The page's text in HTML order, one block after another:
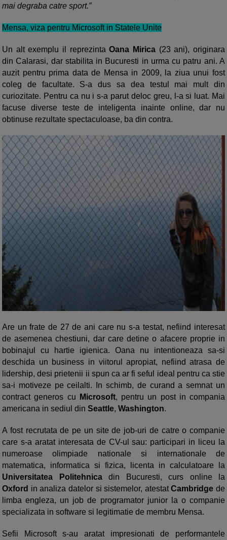
mai degraba catre sport.”
Mensa, viza pentru Microsoft in Statele Unite
Un alt exemplu il reprezintaOana Mirica (23 ani), originara
din Calarasi, dar stabilita in Bucuresti in urma cu patru ani. A
auzit pentru prima data de Mensa in 2009, la ziua unui fost
coleg de facultate. S-a dus sa dea testul mai mult din
curiozitate. Pentru ca nu i s-a parut deloc greu, l-a si luat. Mai
facuse diverse teste de inteligenta inainte online, dar nu
obtinuse rezultate spectaculoase, ba din contra.
Are un frate de 27 de ani care nu s-a testat, nefiind interesat
de asemenea chestiuni, dar care detine o afacere proprie in
bobinajul cu hartie igienica. Oana nu intentioneaza sa-si
deschida un business in viitorul apropiat, nefiind atrasa de
lidership, desi prietenii ii spun ca ar fi seful ideal pentru ca stie
sa-i motiveze pe ceilalti. In schimb, de curand a semnat un
contract generos cu
Microsoft, pentru un post in compania
americana in sediul din Seattle, Washington.
A fost recrutata de pe un site de job-uri de catre o companie
care s-a aratat interesata de CV-ul sau: participari in liceu la
numeroase olimpiade nationale si internationale de
matematica, informatica si fizica, licenta in calculatoare la
Universitatea Politehnicadin Bucuresti, curs online la
Oxford in analiza datelor si sistemelor, atestatCambridge de
limba engleza, un job de programator junior la o companie
specializata in software si legitimatie de membru Mensa.
Sefii Microsoft s-au aratat impresionati de performantele